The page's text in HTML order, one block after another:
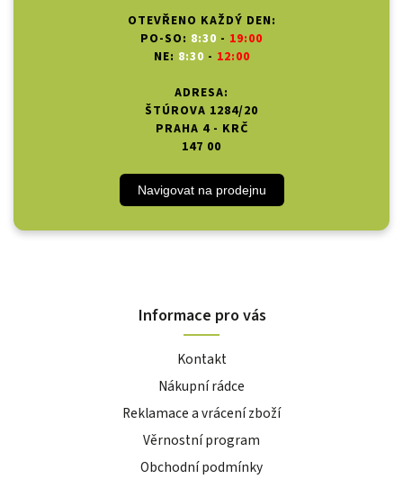
OTEVŘENO KAŽDÝ DEN:
PO-SO: 8:30 - 19:00
NE: 8:30 - 12:00
ADRESA:
ŠTÚROVA 1284/20
PRAHA 4 - KRČ
147 00
Navigovat na prodejnu
Informace pro vás
Kontakt
Nákupní rádce
Reklamace a vrácení zboží
Věrnostní program
Obchodní podmínky